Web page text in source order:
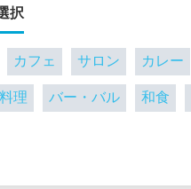
択
カフェ サロン カレー
理 バー・バル 和食